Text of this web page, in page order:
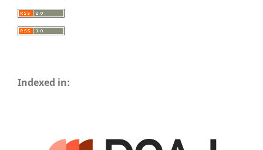
Indexed in: